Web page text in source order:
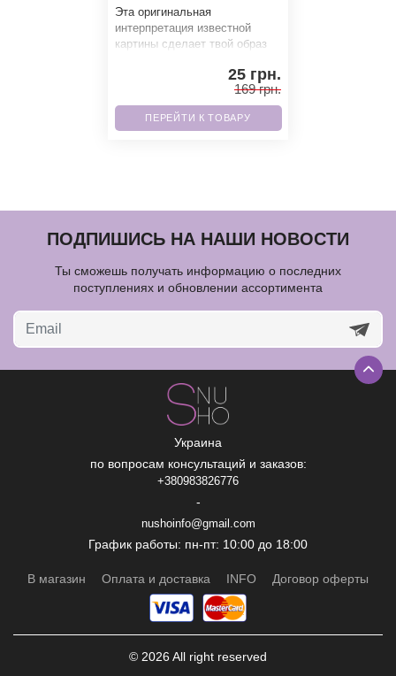
Эта оригинальная
интерпретация известной
картины сделает твой образ
полностью металлический,
25 грн.
169 грн.
ПЕРЕЙТИ К ТОВАРУ
ПОДПИШИСЬ НА НАШИ НОВОСТИ
Ты сможешь получать информацию о последних
поступлениях и обновлении ассортимента
Украина
по вопросам консультаций и заказов:
+380983826776
-
nushoinfo@gmail.com
График работы: пн-пт: 10:00 до 18:00
В магазин Оплата и доставка INFO Договор оферты
© 2026 All right reserved